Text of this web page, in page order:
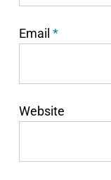
Email *
Website